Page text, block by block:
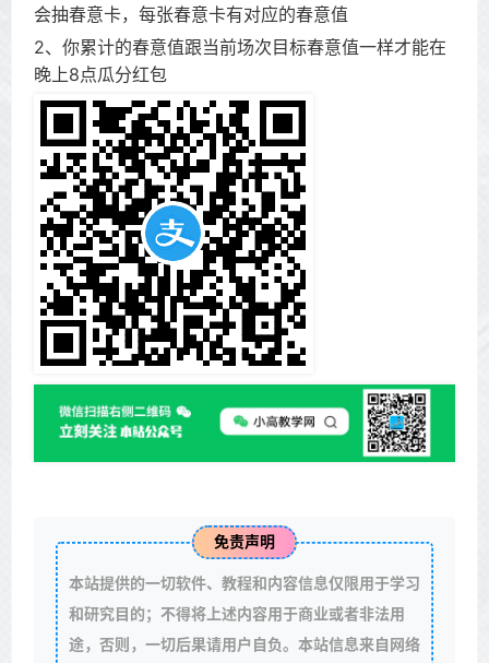
会抽春意卡，每张春意卡有对应的春意值
2、你累计的春意值跟当前场次目标春意值一样才能在
晚上8点瓜分红包
免责声明
本站提供的一切软件、教程和内容信息仅限用于学习
和研究目的；不得将上述内容用于商业或者非法用
途，否则，一切后果请用户自负。本站信息来自网络